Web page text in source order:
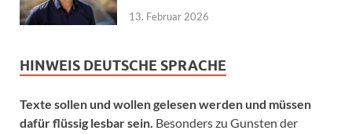
13. Februar 2026
HINWEIS DEUTSCHE SPRACHE
Texte sollen und wollen gelesen werden und müssen
dafür flüssig lesbar sein. Besonders zu Gunsten der